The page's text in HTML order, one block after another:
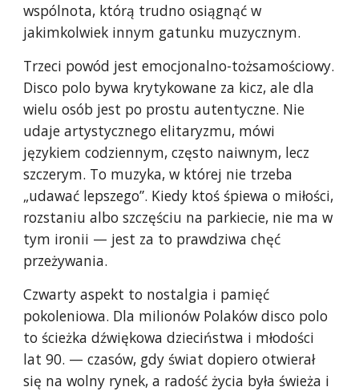
wspólnota, którą trudno osiągnąć w
jakimkolwiek innym gatunku muzycznym.
Trzeci powód jest emocjonalno-tożsamościowy.
Disco polo bywa krytykowane za kicz, ale dla
wielu osób jest po prostu autentyczne. Nie
udaje artystycznego elitaryzmu, mówi
językiem codziennym, często naiwnym, lecz
szczerym. To muzyka, w której nie trzeba
„udawać lepszego”. Kiedy ktoś śpiewa o miłości,
rozstaniu albo szczęściu na parkiecie, nie ma w
tym ironii — jest za to prawdziwa chęć
przeżywania.
Czwarty aspekt to nostalgia i pamięć
pokoleniowa. Dla milionów Polaków disco polo
to ścieżka dźwiękowa dzieciństwa i młodości
lat 90. — czasów, gdy świat dopiero otwierał
się na wolny rynek, a radość życia była świeża i